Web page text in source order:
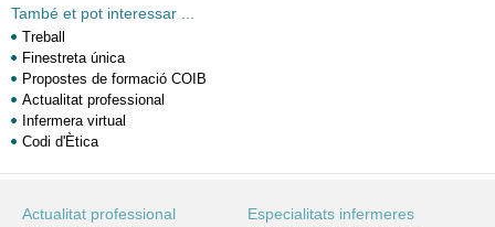
També et pot interessar ...
Treball
Finestreta única
Propostes de formació COIB
Actualitat professional
Infermera virtual
Codi d'Ètica
Actualitat professional Especialitats infermeres